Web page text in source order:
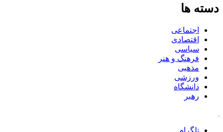
دسته ها
اجتماعی
اقتصادی
سیاسی
فرهنگ و هنر
مذهبی
ورزشی
دانشگاه
رهبر
تلگرام